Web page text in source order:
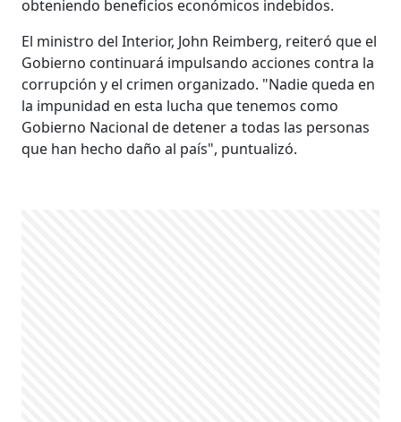
obteniendo beneficios económicos indebidos.
El ministro del Interior, John Reimberg, reiteró que el
Gobierno continuará impulsando acciones contra la
corrupción y el crimen organizado. "Nadie queda en
la impunidad en esta lucha que tenemos como
Gobierno Nacional de detener a todas las personas
que han hecho daño al país", puntualizó.